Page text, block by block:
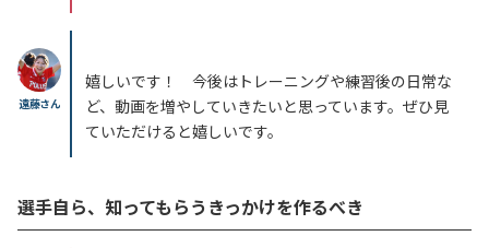
遠藤さん
嬉しいです！ 今後はトレーニングや練習後の日常な
ど、動画を増やしていきたいと思っています。ぜひ見
ていただけると嬉しいです。
選手自ら、知ってもらうきっかけを作るべき